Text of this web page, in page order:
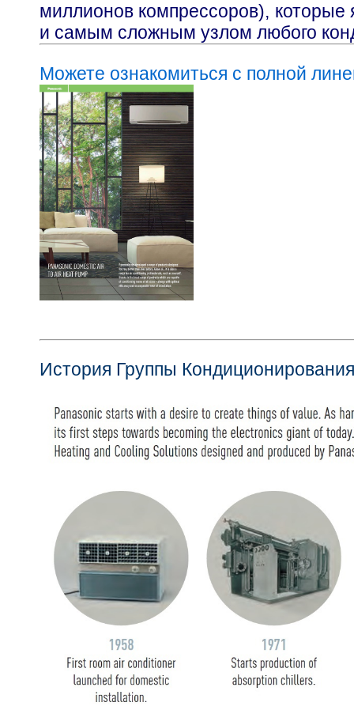
миллионов компрессоров),
и самым сложным узлом любого
Можете ознакомиться с полной
История Группы Кондиционирования